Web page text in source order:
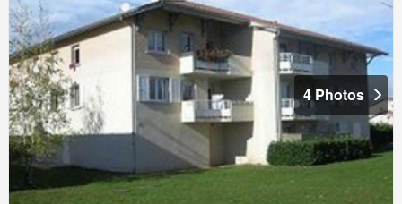
4 Photos